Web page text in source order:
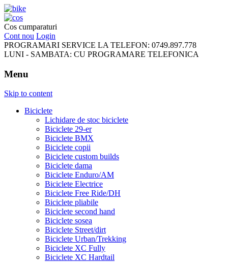
FreeRideBikes
Cos cumparaturi
Cont nou Login
PROGRAMARI SERVICE LA TELEFON: 0749.897.778
LUNI - SAMBATA: CU PROGRAMARE TELEFONICA
Menu
Skip to content
Biciclete
Lichidare de stoc biciclete
Biciclete 29-er
Biciclete BMX
Biciclete copii
Biciclete custom builds
Biciclete dama
Biciclete Enduro/AM
Biciclete Electrice
Biciclete Free Ride/DH
Biciclete pliabile
Biciclete second hand
Biciclete sosea
Biciclete Street/dirt
Biciclete Urban/Trekking
Biciclete XC Fully
Biciclete XC Hardtail